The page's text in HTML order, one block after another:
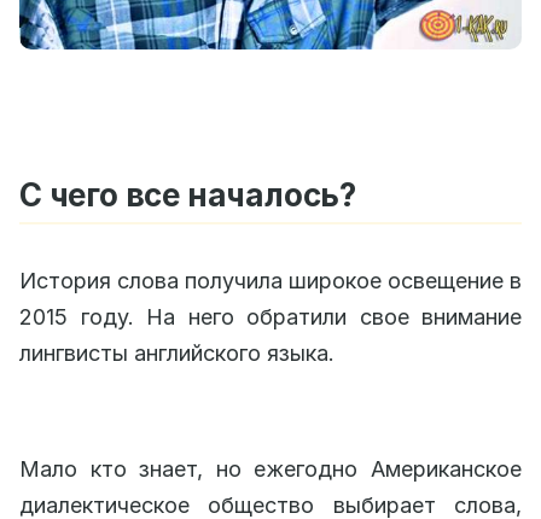
С чего все началось?
История слова получила широкое освещение в
2015 году. На него обратили свое внимание
лингвисты английского языка.
Мало кто знает, но ежегодно Американское
диалектическое общество выбирает слова,